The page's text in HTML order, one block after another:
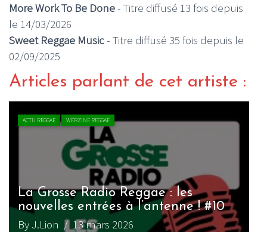
More Work To Be Done- Titre diffusé 13 fois depuis
le 14/03/2026
Sweet Reggae Music- Titre diffusé 35 fois depuis le
02/09/2025
Articles parlant de cet artiste :
ACTU REGGAE WEBZINE REGGAE
La Grosse Radio Reggae : les
nouvelles entrées à l’antenne ! #10
By J.Lion / 13 mars 2026